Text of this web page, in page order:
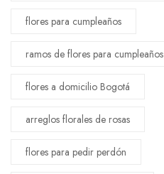
flores para cumpleaños
ramos de flores para cumpleaños
flores a domicilio Bogotá
arreglos florales de rosas
flores para pedir perdón